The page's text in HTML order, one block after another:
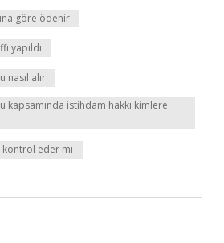
göre ödenir
yapıldı
nasıl alır
kapsamında istihdam hakkı kimlere
kontrol eder mi